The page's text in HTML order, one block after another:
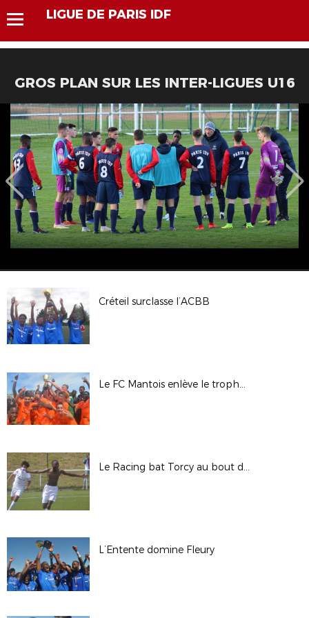
LIGUE DE PARIS IDF
GROS PLAN SUR LES INTER-LIGUES U16
Créteil surclasse l’ACBB
Le FC Mantois enlève le trophée au CSL Aulnay
Le Racing bat Torcy au bout du suspense
L’Entente domine Fleury